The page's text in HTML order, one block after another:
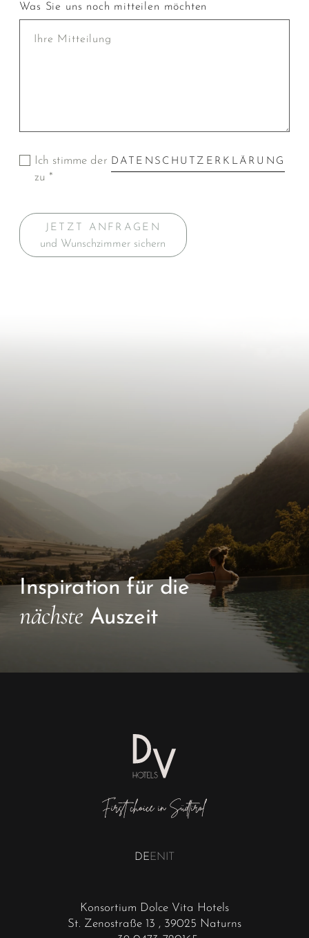
Was Sie uns noch mitteilen möchten
Ich stimme der DATENSCHUTZERKLÄRUNG
zu *
JETZT ANFRAGEN
und Wunschzimmer sichern
Konsortium Dolce Vita Hotels
St. Zenostraße 13 , 39025 Naturns
DEEN